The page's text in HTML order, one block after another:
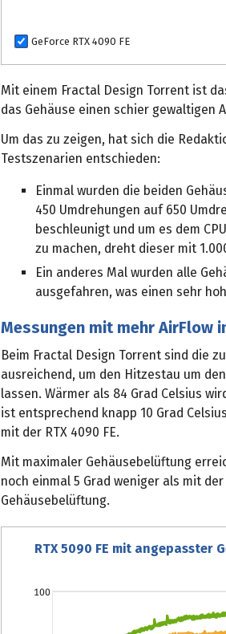
GeForce RTX 4090 FE
Mit einem Fractal Design Torrent ist
das Gehäuse einen schier gewaltigen
Um das zu zeigen, hat sich die
Testszenarien entschieden:
Einmal wurden die beiden
450 Umdrehungen auf 650
beschleunigt und um es dem
zu machen, dreht dieser mit
Ein anderes Mal wurden alle
ausgefahren, was einen sehr
Messungen mit mehr AirFlow
Beim Fractal Design Torrent sind die
ausreichend, um den Hitzestau um
lassen. Wärmer als 84 Grad Celsius
ist entsprechend knapp 10 Grad
mit der RTX 4090 FE.
Mit maximaler Gehäusebelüftung
noch einmal 5 Grad weniger als mit
Gehäusebelüftung.
RTX 5090 FE mit angepasster
100